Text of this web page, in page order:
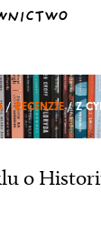
/RECENZJE/ Z
o